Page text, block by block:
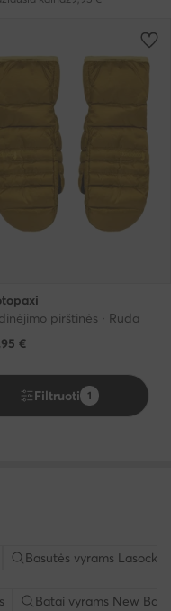
pirštinės · Ruda
€
Filtruoti 1
Basutės vyrams Lasocki
Batai vyrams New